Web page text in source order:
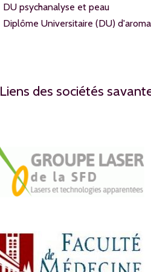
DU psychanalyse et peau
Diplôme Universitaire (DU)
Liens des sociétés